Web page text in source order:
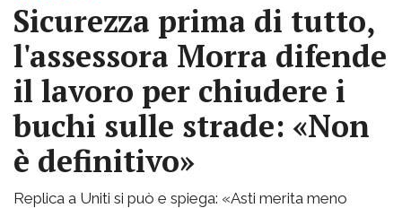
Sicurezza prima di tutto,
l'assessora Morra difende
il lavoro per chiudere i
buchi sulle strade: «Non
è definitivo»
Replica a Uniti si può e spiega: «Asti merita meno